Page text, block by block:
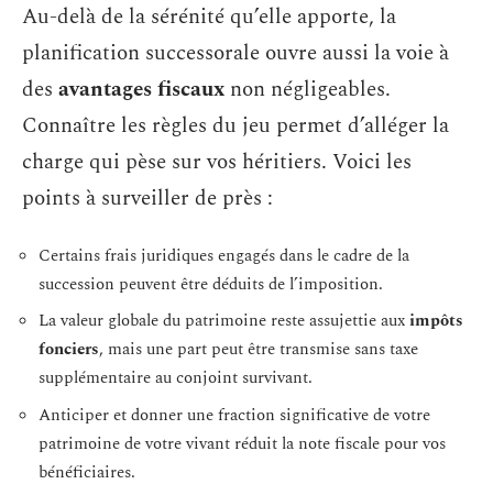
Au-delà de la sérénité qu’elle apporte, la
planification successorale ouvre aussi la voie à
des avantages fiscaux non négligeables.
Connaître les règles du jeu permet d’alléger la
charge qui pèse sur vos héritiers. Voici les
points à surveiller de près :
Certains frais juridiques engagés dans le cadre de la
succession peuvent être déduits de l’imposition.
La valeur globale du patrimoine reste assujettie auximpôts
fonciers, mais une part peut être transmise sans taxe
supplémentaire au conjoint survivant.
Anticiper et donner une fraction significative de votre
patrimoine de votre vivant réduit la note fiscale pour vos
bénéficiaires.